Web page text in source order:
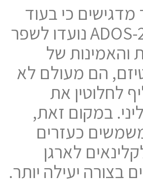
מדגישים כי בעוד
ש-ADI-R ו-ADOS-2 נועדו לשפר
והאמינות של
הם מעולם לא
לחלוטין את
במקום זאת,
כעזרים
לארגן
בצורה יעילה יותר.